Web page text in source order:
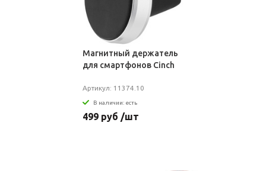
Магнитный держатель
для смартфонов Cinch
Артикул: 11374.10
В наличии: есть
499 руб /шт